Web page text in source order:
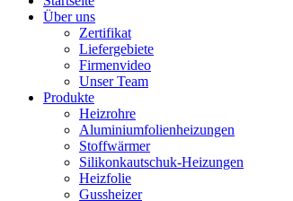
Über uns
Zertifikat
Liefergebiete
Firmenvideo
Unser Team
Produkte
Heizrohre
Aluminiumfolienheizungen
Stoffwärmer
Silikonkautschuk-Heizungen
Heizfolie
Gussheizer